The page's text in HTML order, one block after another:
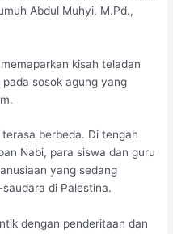
Abdul Muhyi, M.Pd.,
kisah teladan
sosok agung yang
berbeda. Di tengah
Nabi, para siswa dan guru
yang sedang
di Palestina.
dengan penderitaan dan